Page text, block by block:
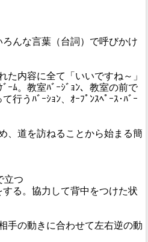
んな言葉（台詞）で呼びかけ
た内容に全て「いいですね～」
ｰﾑ。教室ﾊﾞｰｼﾞｮﾝ、教室の前で
行うﾊﾞｰｼｮﾝ、ｵｰﾌﾟﾝｽﾍﾟｰｽ･ﾊﾞｰ
、道を訪ねることから始まる簡
立つ
る。協力して背中をつけた状
手の動きに合わせて左右逆の動